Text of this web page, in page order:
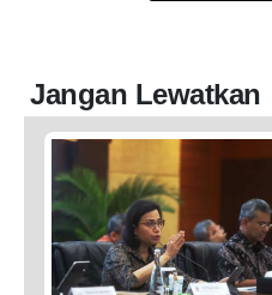
Jangan Lewatkan